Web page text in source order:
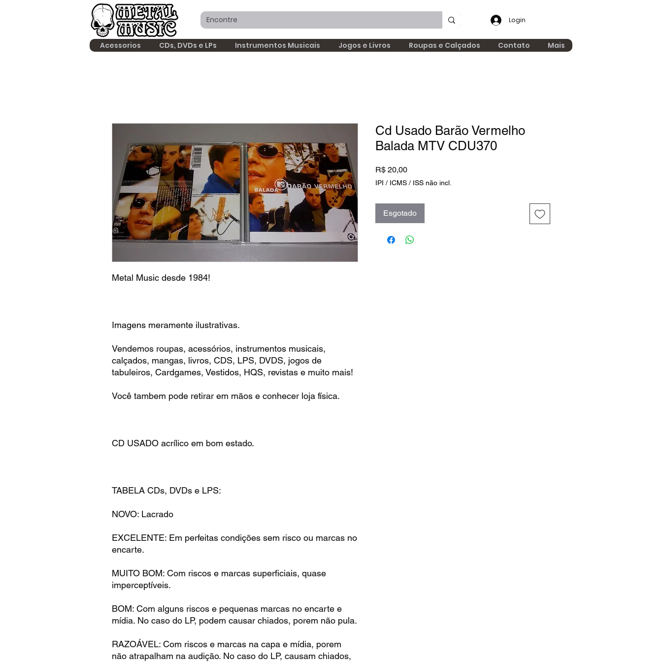
Login
Acessorios CDs, DVDs e LPs Instrumentos Musicais Jogos e Livros Roupas e Calçados Contato Mais
Metal Music desde 1984!
Imagens meramente ilustrativas.
Vendemos roupas, acessórios, instrumentos musicais,
calçados, mangas, livros, CDS, LPS, DVDS, jogos de
tabuleiros, Cardgames, Vestidos, HQS, revistas e muito mais!
Você tambem pode retirar em mãos e conhecer loja física.
CD USADO acrílico em bom estado.
TABELA CDs, DVDs e LPS:
NOVO: Lacrado
EXCELENTE: Em perfeitas condições sem risco ou marcas no
encarte.
MUITO BOM: Com riscos e marcas superficiais, quase
imperceptíveis.
BOM: Com alguns riscos e pequenas marcas no encarte e
mídia. No caso do LP, podem causar chiados, porem não pula.
RAZOÁVEL: Com riscos e marcas na capa e mídia, porem
não atrapalham na audição. No caso do LP, causam chiados,
Cd Usado Barão Vermelho
Balada MTV CDU370
R$ 20,00Preço
IPI / ICMS / ISS não incl.
Esgotado